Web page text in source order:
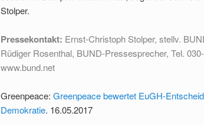
Stolper.
Pressekontakt: Ernst-Christoph Stolper, stellv.
Rüdiger Rosenthal, BUND-Pressesprecher, Tel.
www.bund.net
Greenpeace: Greenpeace bewertet EuGH-
Demokratie. 16.05.2017